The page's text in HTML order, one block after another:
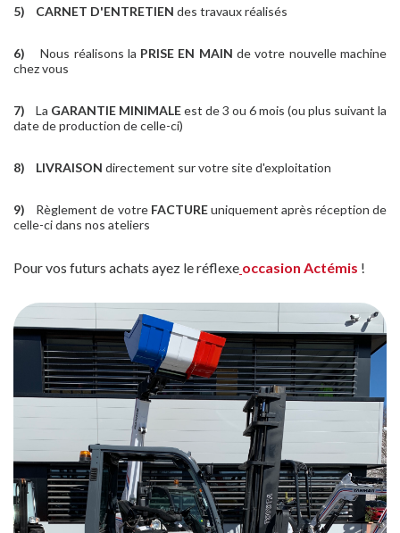
5) CARNET D'ENTRETIEN des travaux réalisés
6)Nous réalisons la PRISE EN MAINde votre nouvelle machine
chez vous
7) La GARANTIE MINIMALEest de 3 ou 6 mois (ou plus suivant la
date de production de celle-ci)
8) LIVRAISON directement sur votre site d'exploitation
9) Règlement de votre FACTUREuniquement après réception de
celle-ci dans nos ateliers
Pour vos futurs achats ayez leréflexe occasion Actémis !